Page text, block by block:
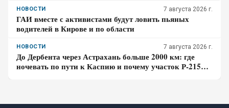
НОВОСТИ 7 августа 2026 г.
ГАИ вместе с активистами будут ловить пьяных
водителей в Кирове и по области
НОВОСТИ 7 августа 2026 г.
До Дербента через Астрахань больше 2000 км: где
ночевать по пути к Каспию и почему участок Р-215